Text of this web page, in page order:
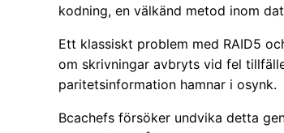
kodning, en välkänd metod inom
Ett klassiskt problem med RAID5
om skrivningar avbryts vid fel
paritetsinformation hamnar i osynk.
Bcachefs försöker undvika detta